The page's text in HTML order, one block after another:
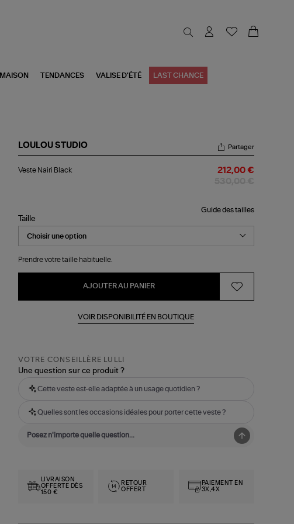
MAISON TENDANCES VALISE D'ÉTÉ LAST CHANCE
LOULOU STUDIO
Nairi
Partager
Veste Nairi Black 212,00 €
Guide des tailles
Taille
Prendre votre taille habituelle.
AJOUTER AU PANIER
VOIR DISPONIBILITÉ EN BOUTIQUE
VOTRE CONSEILLÈRE LULLI
Une question sur ce produit ?
Cette veste est-elle adaptée à un usage quotidien ?
Quelles sont les occasions idéales pour porter cette veste ?
LIVRAISON
OFFERTE DÈS
150 €
RETOUR
OFFERT
PAIEMENT EN
3X,4X